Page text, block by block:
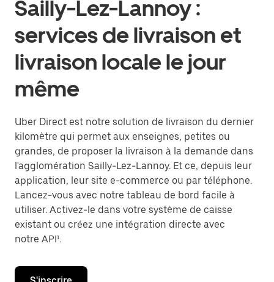
Sailly-Lez-Lannoy :
services de livraison et
livraison locale le jour
même
Uber Direct est notre solution de livraison du dernier
kilomètre qui permet aux enseignes, petites ou
grandes, de proposer la livraison à la demande dans
l'agglomération Sailly-Lez-Lannoy. Et ce, depuis leur
application, leur site e-commerce ou par téléphone.
Lancez-vous avec notre tableau de bord facile à
utiliser. Activez-le dans votre système de caisse
existant ou créez une intégration directe avec
notre API¹.